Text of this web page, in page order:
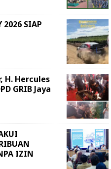
2026 SIAP
H. Hercules
GRIB Jaya
IZIN